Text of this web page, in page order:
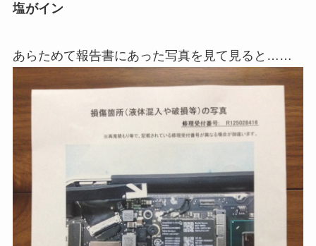
塩がイン
あらためて報告書にあった写真を見て見ると……